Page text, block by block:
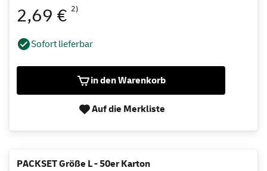
2,69 € 2)
Sofort lieferbar
in den Warenkorb
Auf die Merkliste
PACKSET Größe L - 50er Karton